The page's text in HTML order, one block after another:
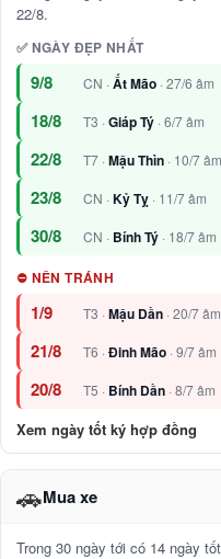
22/8.
✅ NGÀY ĐẸP NHẤT
9/8 CN · Ất Mão · 27/6 âm
18/8 T3 · Giáp Tý · 6/7 âm
22/8 T7 · Mậu Thìn · 10/7 âm
23/8 CN · Kỷ Tỵ · 11/7 âm
30/8 CN · Bính Tý · 18/7 âm
⛔ NÊN TRÁNH
1/9 T3 ·Mậu Dần · 20/7 âm
21/8 T6 ·Đinh Mão · 9/7 âm
20/8 T5 · Bính Dần · 8/7 âm
Xem ngày tốt ký hợp đồng
🚗Mua xe
Trong 30 ngày tới có 14 ngày